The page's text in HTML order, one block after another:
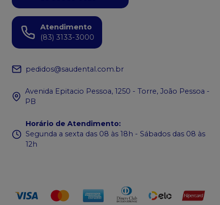
Atendimento
(83) 3133-3000
pedidos@saudental.com.br
Avenida Epitacio Pessoa, 1250 - Torre, João Pessoa -
PB
Horário de Atendimento:
Segunda a sexta das 08 às 18h - Sábados das 08 às
12h